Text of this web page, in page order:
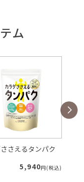
ム
さえるタンパク
5,940円(税込)